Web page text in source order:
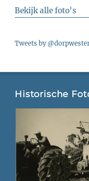
Bekijk alle foto's
Tweets by
Historische